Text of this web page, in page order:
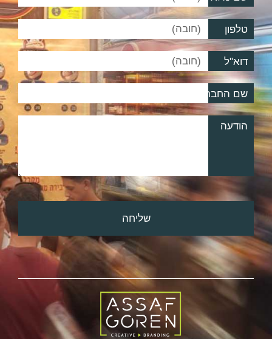
טלפון
דוא"ל
שם החברה
הודעה
שליחה